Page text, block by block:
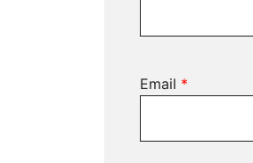
Email *